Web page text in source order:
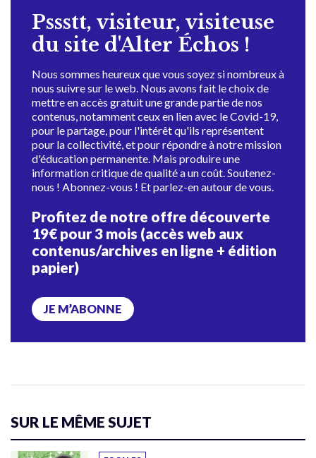
Pssstt, visiteur, visiteuse
du site d'Alter Échos !
Nous sommes heureux que vous soyez si nombreux à
nous suivre sur le web. Nous avons fait le choix de
mettre en accès gratuit une grande partie de nos
contenus, notamment ceux en lien avec le Covid-19,
pour le partage, pour l'intérêt qu'ils représentent
pour la collectivité, et pour répondre à notre mission
d'éducation permanente. Mais produire une
information critique de qualité a un coût. Soutenez-
nous ! Abonnez-vous ! Et parlez-en autour de vous.
Profitez de notre offre découverte
19€ pour 3 mois (accès web aux
contenus/archives en ligne + édition
papier)
JE M’ABONNE
SUR LE MÊME SUJET